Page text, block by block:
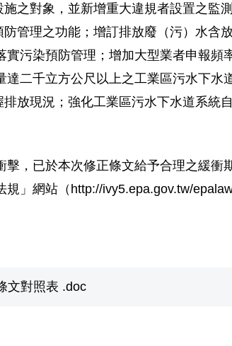
之對象，並新增重大違規者設置之監
管理之功能；增訂排放廢（污）水含
污染預防管理；增加大型業者申報頻
二千立方公尺以上之工業區污水下水
放現況；強化工業區污水下水道系統
，已於本次修正條文給予合理之緩衝
」網站（http://ivy5.epa.gov.tw/
文對照表 .doc